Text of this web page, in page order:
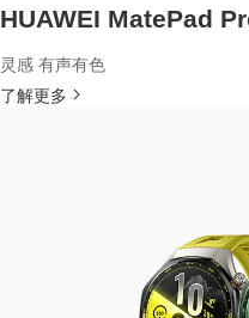
HUAWEI MatePad
灵感 有声有色
了解更多